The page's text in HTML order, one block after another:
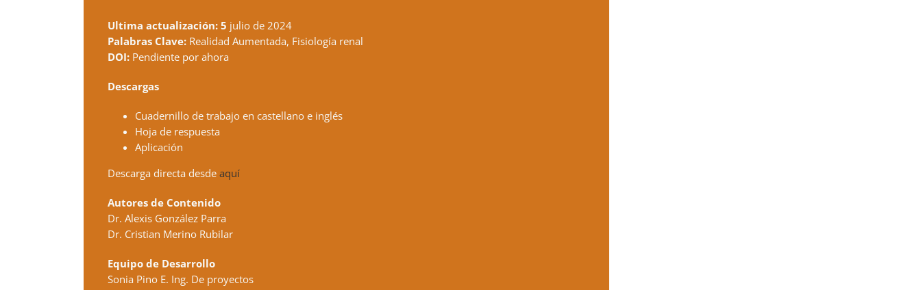
Ultima actualización: 5 julio de 2024
Palabras Clave: Realidad Aumentada, Fisiología renal
DOI: Pendiente por ahora
Descargas
Cuadernillo de trabajo en castellano e inglés
Hoja de respuesta
Aplicación
Descarga directa desde aquí
Autores de Contenido
Dr. Alexis González Parra
Dr. Cristian Merino Rubilar
Equipo de Desarrollo
Sonia Pino E. Ing. De proyectos